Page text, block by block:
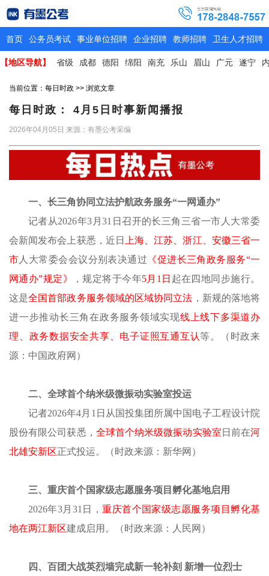
首页 公务员考试 事业单位招聘 企业招聘 教师招聘 卫生人才招聘
【地区导航】 省级 成都 德阳 绵阳 南充 乐山 眉山 广元 遂宁
当前位置： 每日时政 >> 浏览文章
每日时政： 4月5日时事新闻播报
2026年04月05日 来源：有墨公考采编
一、长三角协同立法护航政务服务“一网通办”
记者从2026年3月31日召开的长三角三省一市人大常委
会新闻发布会上获悉，近日
上海、江苏、浙江、安徽三省一
市 人大常委会会议分别表决通过 《促进长三角政务服务“一
网通办”规定》
，规定将于今年5月1日 起在四地同步施行。
这是全国首部政务服务领域的区域协同立法 ，新规的落地将
进一步推动长三角在政务服务领域实现线上线下多渠道办
理、政务数据安全共享、电子证照互通互认等。 （ 时政来
源：中国政府网）
二、全球首个纳米级微振动实验室投运
记者2026年4月1日从国投集团所属中国电子工程设计院
股份有限公司获悉， 全球首个纳米级微振动实验室 日前在河
北雄安新区正式投运。 （时政来源： 新华网 ）
三、重庆首个国家级志愿服务项目孵化基地启用
2026年3月31日，重庆首个国家级志愿服务项目孵化基
地在两江新区建成启用。 （时政来源： 人民网 ）
四、百团大战英烈墙完成新一轮补刻 新增一位烈士